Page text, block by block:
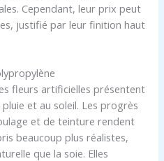
Cependant, leur prix peut
justifié par leur finition haut
fleurs artificielles présentent
et au soleil. Les progrès
et de teinture rendent
beaucoup plus réalistes,
que la soie. Elles